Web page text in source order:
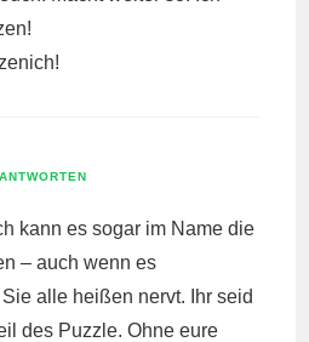
ANTWORTEN
kann es sogar im Name die
– auch wenn es
alle heißen nervt. Ihr seid
des Puzzle. Ohne eure